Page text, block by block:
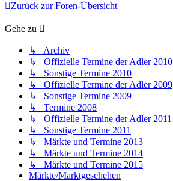
Zurück zur Foren-Übersicht
Gehe zu
↳ Archiv
↳ Offizielle Termine der Adler 2010
↳ Sonstige Termine 2010
↳ Offizielle Termine der Adler 2009
↳ Sonstige Termine 2009
↳ Termine 2008
↳ Offizielle Termine der Adler 2011
↳ Sonstige Termine 2011
↳ Märkte und Termine 2013
↳ Märkte und Termine 2014
↳ Märkte und Termine 2015
Märkte/Marktgeschehen